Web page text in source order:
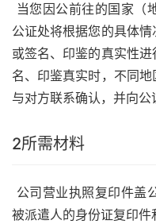
当您因公前往的国家（
公证处将根据您的具体
或签名、印鉴的真实性
名、印鉴真实时，不同
与对方联系确认，并向公
2所需材料
公司营业执照复印件盖
被派遣人的身份证复印件